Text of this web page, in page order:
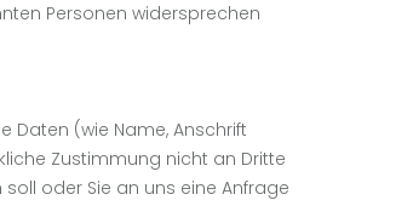
Personen widersprechen
Daten (wie Name, Anschrift
Zustimmung nicht an Dritte
oder Sie an uns eine Anfrage